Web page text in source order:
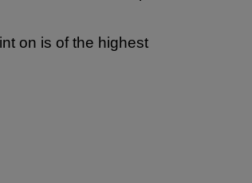
on is of the highest